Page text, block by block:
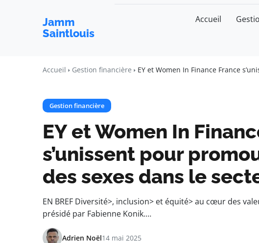
Jamm
Saintlouis
Accueil
Accueil Gestion financière EY et Women In Finance France
Gestion financière
EY et Women In
s’unissent pour
des sexes dans le
EN BREF Diversité>, inclusion> et équité> au cœur des
présidé par Fabienne Konik.…
Adrien Noël14 mai 2025